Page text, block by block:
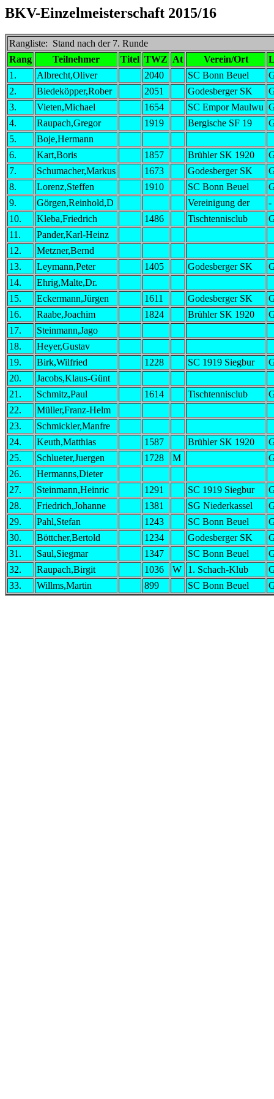
BKV-Einzelmeisterschaft 2015/16
Rangliste: Stand nach der 7. Runde
Rang
Teilnehmer Titel TWZ At Verein/Ort
1.
Albrecht,Oliver 2040 SC Bonn Beuel
2.
Biedeköpper,Rober 2051 Godesberger SK
3.
Vieten,Michael 1654 SC Empor Maulwu
4.
Raupach,Gregor 1919 Bergische SF 19
5.
Boje,Hermann
6.
Kart,Boris 1857 Brühler SK 1920
7.
Schumacher,Markus 1673 Godesberger SK
8.
Lorenz,Steffen 1910 SC Bonn Beuel
9.
Görgen,Reinhold,D Vereinigung der
-
10.
Kleba,Friedrich 1486 Tischtennisclub
11.
Pander,Karl-Heinz
12.
Metzner,Bernd
13.
Leymann,Peter 1405 Godesberger SK
14.
Ehrig,Malte,Dr.
15.
Eckermann,Jürgen 1611 Godesberger SK
16.
Raabe,Joachim 1824 Brühler SK 1920
17.
Steinmann,Jago
18.
Heyer,Gustav
19.
Birk,Wilfried 1228 SC 1919 Siegbur
20.
Jacobs,Klaus-Günt
21.
Schmitz,Paul 1614 Tischtennisclub
22.
Müller,Franz-Helm
23.
Schmickler,Manfre
24.
Keuth,Matthias 1587 Brühler SK 1920
25.
Schlueter,Juergen 1728 M
26.
Hermanns,Dieter
27.
Steinmann,Heinric 1291 SC 1919 Siegbur
28.
Friedrich,Johanne 1381 SG Niederkassel
29.
Pahl,Stefan 1243 SC Bonn Beuel
30.
Böttcher,Bertold 1234 Godesberger SK
31.
Saul,Siegmar 1347 SC Bonn Beuel
32.
Raupach,Birgit 1036 W 1. Schach-Klub
33.
Willms,Martin 899 SC Bonn Beuel